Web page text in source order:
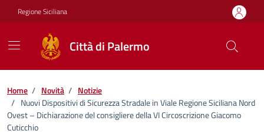
Vai ai contenuti
Vai al footer
Regione Siciliana
Città di Palermo
Home / Novità / Notizie
/ Nuovi Dispositivi di Sicurezza Stradale in Viale Regione Siciliana Nord
Ovest – Dichiarazione del consigliere della VI Circoscrizione Giacomo
Cuticchio